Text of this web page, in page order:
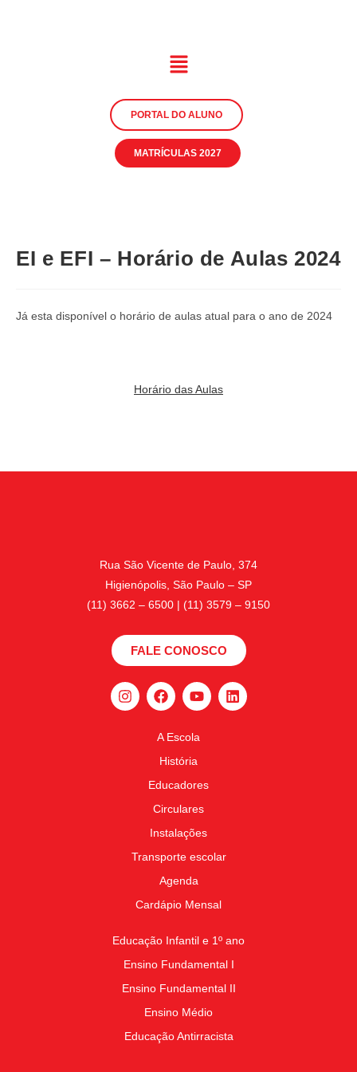
PORTAL DO ALUNO
MATRÍCULAS 2027
EI e EFI – Horário de Aulas 2024
Já esta disponível o horário de aulas atual para o ano de 2024
Horário das Aulas
Rua São Vicente de Paulo, 374
Higienópolis, São Paulo – SP
(11) 3662 – 6500 | (11) 3579 – 9150
FALE CONOSCO
A Escola
História
Educadores
Circulares
Instalações
Transporte escolar
Agenda
Cardápio Mensal
Educação Infantil e 1º ano
Ensino Fundamental I
Ensino Fundamental II
Ensino Médio
Educação Antirracista